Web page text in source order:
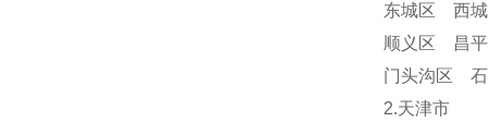
东城区 西
顺义区 昌
门头沟区
2.天津市